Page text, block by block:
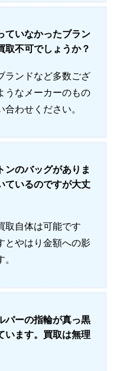
ていなかったブラン
取不可でしょうか？
ランドなど多数ござ
うなメーカーのもの
わせください。
ンのバッグがありま
ているのですが大丈
取自体は可能です
とやはり金額への影
バーの指輪が真っ黒
います。買取は無理